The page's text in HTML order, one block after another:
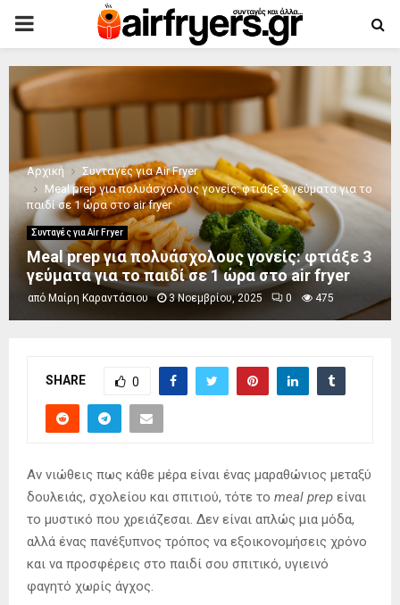
PRIMARY
MENU
Αρχική
Συνταγές για Air Fryer
Meal prep για πολυάσχολους γονείς: φτιάξε 3 γεύματα για το
παιδί σε 1 ώρα στο air fryer
Συνταγές για Air Fryer
Meal prep για πολυάσχολους γονείς: φτιάξε 3
γεύματα για το παιδί σε 1 ώρα στο air fryer
από Μαίρη Καραντάσιου 3 Νοεμβρίου, 2025 0 475
SHARE 0
Αν νιώθεις πως κάθε μέρα είναι ένας μαραθώνιος μεταξύ
δουλειάς, σχολείου και σπιτιού, τότε το meal prep είναι
το μυστικό που χρειάζεσαι. Δεν είναι απλώς μια μόδα,
αλλά ένας πανέξυπνος τρόπος να εξοικονομήσεις χρόνο
και να προσφέρεις στο παιδί σου σπιτικό, υγιεινό
φαγητό χωρίς άγχος.